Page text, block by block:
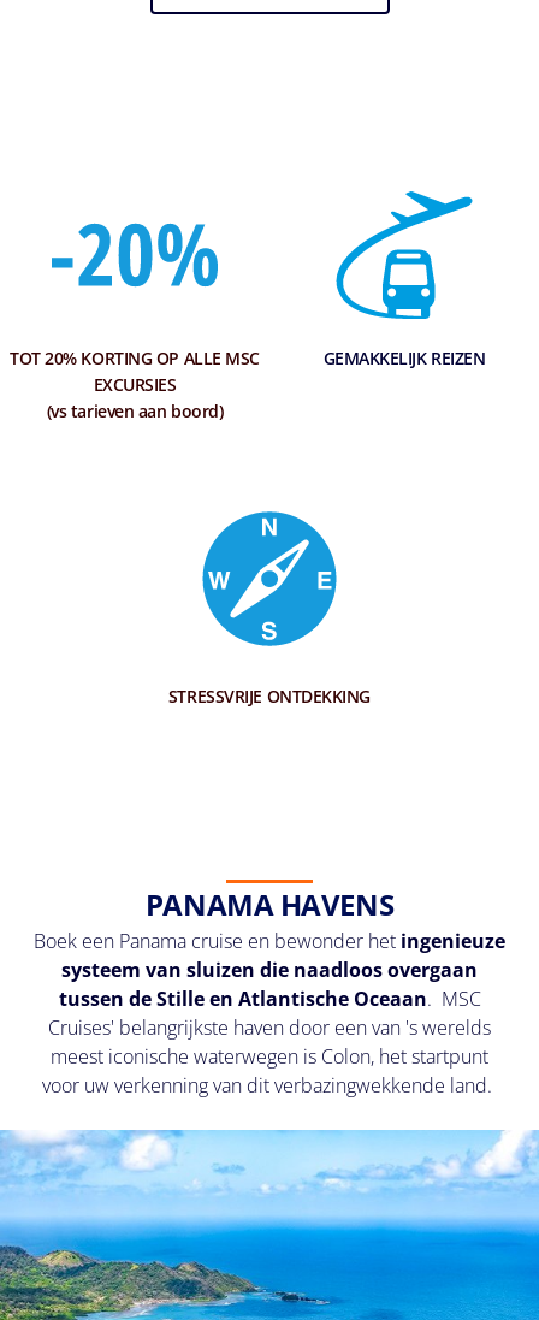
TOT 20% KORTING OP ALLE MSC
EXCURSIES
(vs tarieven aan boord)
GEMAKKELIJK REIZEN
STRESSVRIJE ONTDEKKING
PANAMA HAVENS
Boek een Panama cruise en bewonder het ingenieuze
systeem van sluizen die naadloos overgaan
tussen de Stille en Atlantische Oceaan. MSC
Cruises' belangrijkste haven door een van 's werelds
meest iconische waterwegen is Colon, het startpunt
voor uw verkenning van dit verbazingwekkende land.